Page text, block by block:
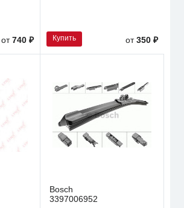
от740 ₽ Купить от350 ₽
Bosch
3397006952